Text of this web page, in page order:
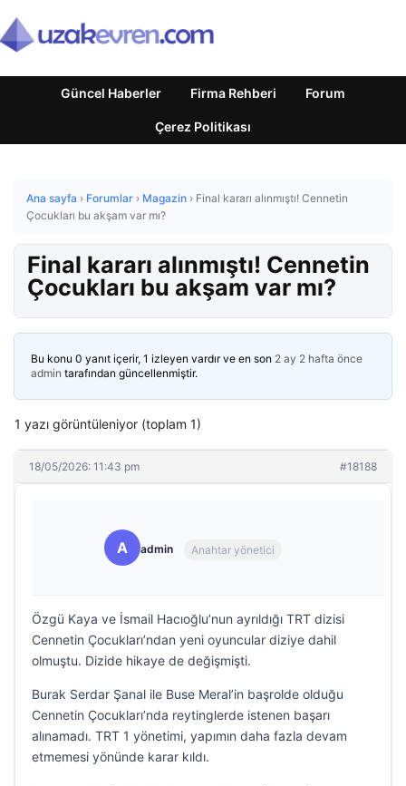
Güncel Haberler Firma Rehberi Forum
Çerez Politikası
Ana sayfa › Forumlar › Magazin › Final kararı alınmıştı! Cennetin
Çocukları bu akşam var mı?
Final kararı alınmıştı! Cennetin
Çocukları bu akşam var mı?
Bu konu 0 yanıt içerir, 1 izleyen vardır ve en son 2 ay 2 hafta önce
admin tarafından güncellenmiştir.
1 yazı görüntüleniyor (toplam 1)
18/05/2026: 11:43 pm #18188
A admin Anahtar yönetici
Özgü Kaya ve İsmail Hacıoğlu’nun ayrıldığı TRT dizisi
Cennetin Çocukları’ndan yeni oyuncular diziye dahil
olmuştu. Dizide hikaye de değişmişti.
Burak Serdar Şanal ile Buse Meral’in başrolde olduğu
Cennetin Çocukları’nda reytinglerde istenen başarı
alınamadı. TRT 1 yönetimi, yapımın daha fazla devam
etmemesi yönünde karar kıldı.